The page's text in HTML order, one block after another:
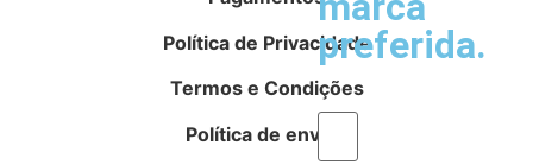
preferida.
Política de Privacidade
Termos e Condições
Política de envios